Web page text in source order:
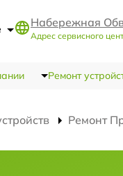
Набережная
Адрес сервисного
Ремонт
Ремонт